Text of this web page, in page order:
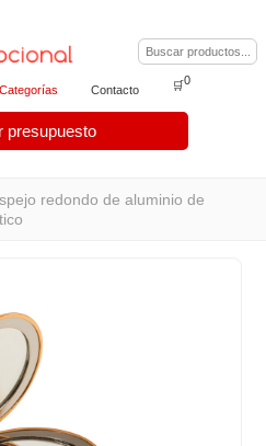
Categorías Contacto
presupuesto
🛒0
redondo de aluminio de